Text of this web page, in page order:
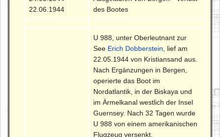
22.06.1944
des Bootes
U 988, unter Oberleutnant zur
See Erich Dobberstein , lief am
22.05.1944 von Kristiansand aus.
Nach Ergänzungen in Bergen,
operierte das Boot im
Nordatlantik, in der Biskaya und
im Ärmelkanal westlich der Insel
Guernsey. Nach 32 Tagen wurde
U 988 von einem amerikanischen
Flugzeug versenkt.